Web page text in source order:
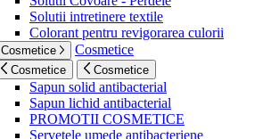
Solutii intretinere textile
Colorant pentru revigorarea culorii
Cosmetice Cosmetice
Cosmetice Cosmetice
Sapun solid antibacterial
Sapun lichid antibacterial
PROMOTII COSMETICE
Servetele umede antibacteriene